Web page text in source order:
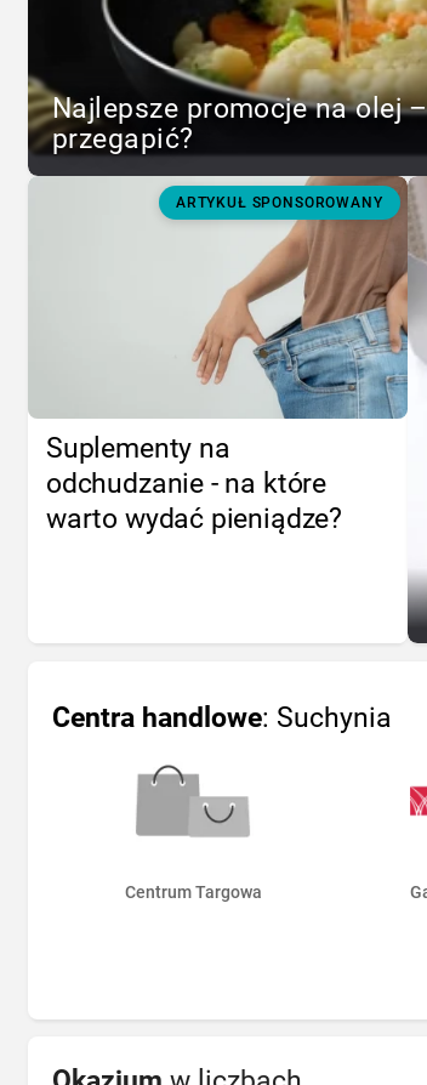
Najlepsze promocje na olej
przegapić?
ARTYKUŁ SPONSOROWANY
Suplementy na
odchudzanie - na które
warto wydać pieniądze?
Centra handlowe: Suchynia
Centrum Targowa